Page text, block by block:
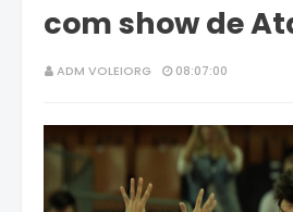
com show de
ADM VOLEIORG 08:07:00